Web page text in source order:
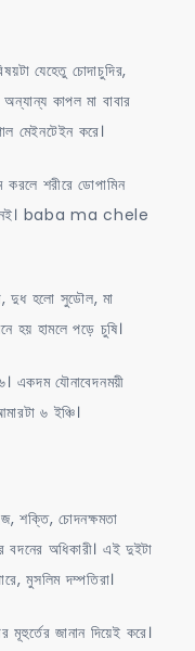
যেহেতু চোদাচুদির,
অন্যান্য কাপল মা বাবার
মেইনটেইন করে।
শরীরে ডোপামিন
নেই। baba ma chele
দুধ হলো সুডৌল, মা
হয় হামলে পড়ে চুষি।
একদম যৌনাবেদনময়ী
৬ ইঞ্চি।
শক্তি, চোদনক্ষমতা
বদনের অধিকারী। এই দুইটা
মুসলিম দম্পতিরা।
জানান দিয়েই করে।